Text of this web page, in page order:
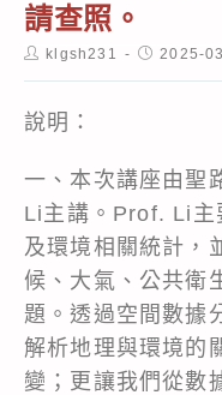
請查照。
Postklgsh231
Post2025-
說明：
一、本次講座由聖
Li主講。Prof. Li主
及環境相關統計，
候、大氣、公共衛
題。透過空間數據
解析地理與環境的
變；更讓我們從數